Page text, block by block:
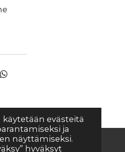
evästeitä
ja
näyttämiseksi.
hyväksyt
J